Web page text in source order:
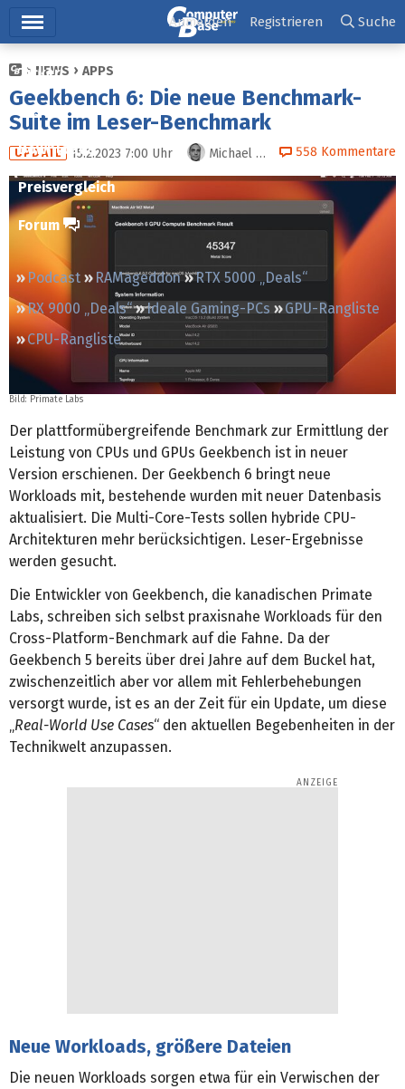
Ticker
Tests
Downloads
Preisvergleich
Forum
Podcast RAMageddon
RTX 5000 „Deals“
RX 9000 „Deals“
Ideale Gaming-PCs
GPU-Rangliste
CPU-Rangliste
Anmelden Registrieren Suche
NEWS APPS
Geekbench 6: Die neue Benchmark-
Suite im Leser-Benchmark
UPDATE 15.2.2023 7:00 Uhr Michael Günsch 558 Kommentare
Bild: Primate Labs
Der plattformübergreifende Benchmark zur Ermittlung der
Leistung von CPUs und GPUs Geekbench ist in neuer
Version erschienen. Der Geekbench 6 bringt neue
Workloads mit, bestehende wurden mit neuer Datenbasis
aktualisiert. Die Multi-Core-Tests sollen hybride CPU-
Architekturen mehr berücksichtigen. Leser-Ergebnisse
werden gesucht.
Die Entwickler von Geekbench, die kanadischen Primate
Labs, schreiben sich selbst praxisnahe Workloads für den
Cross-Platform-Benchmark auf die Fahne. Da der
Geekbench 5 bereits über drei Jahre auf dem Buckel hat,
zwischenzeitlich aber vor allem mit Fehlerbehebungen
versorgt wurde, ist es an der Zeit für ein Update, um diese
Real-World Use Cases“ den aktuellen Begebenheiten in der
Technikwelt anzupassen.
Neue Workloads, größere Dateien
Die neuen Workloads sorgen etwa für ein Verwischen der